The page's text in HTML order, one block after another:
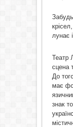
лунає
Театр
сцена
До
має
знак